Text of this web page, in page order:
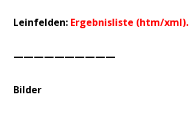
Leinfelden: Ergebnisliste (htm/xml).
——————————
Bilder